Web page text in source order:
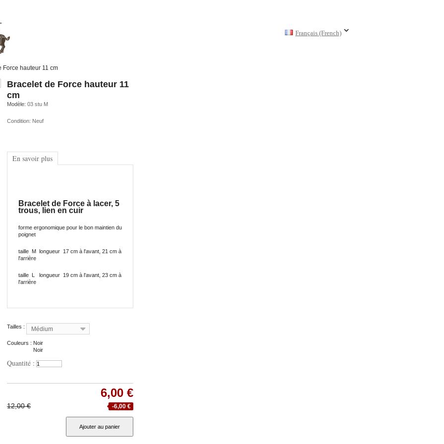
Français (French)
Force hauteur 11 cm
Bracelet de Force hauteur 11
cm
Modèle: 03 stu M
Condition: Neuf
En savoir plus
Bracelet de Force à lacer, 5
trous, lien en cuir
forme ergonomique pour le bon maintien du
poignet
taille M longueur 17 cm à l'avant, 21 cm à
l'arrière
taille L longueur 19 cm à l'avant, 23 cm à
l'arrière
Tailles : Médium
Couleurs : Noir
Noir
Quantité :
6,00 €
-6,00 €
12,00 €
Ajouter au panier